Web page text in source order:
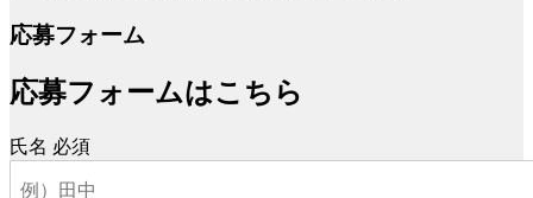
応募フォーム
応募フォームはこちら
氏名 必須